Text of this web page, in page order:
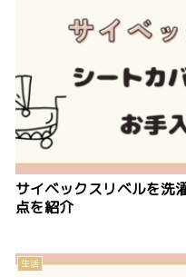
サイベックスリベルを洗
点を紹介
生活